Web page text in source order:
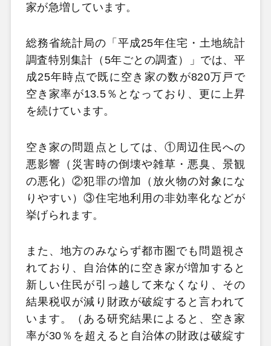
家が急増しています。
総務省統計局の「平成25年住宅・土地統計
調査特別集計（5年ごとの調査）」では、平
成25年時点で既に空き家の数が820万戸で
空き家率が13.5％となっており、更に上昇
を続けています。
空き家の問題点としては、①周辺住民への
悪影響（災害時の倒壊や雑草・悪臭、景観
の悪化）②犯罪の増加（放火物の対象にな
りやすい）③住宅地利用の非効率化などが
挙げられます。
また、地方のみならず都市圏でも問題視さ
れており、自治体的に空き家が増加すると
新しい住民が引っ越して来なくなり、その
結果税収が減り財政が破綻すると言われて
います。（ある研究結果によると、空き家
率が30％を超えると自治体の財政は破綻す